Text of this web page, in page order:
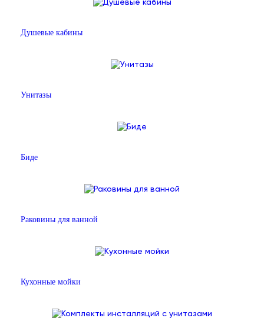
Душевые кабины
Унитазы
Биде
Раковины для ванной
Кухонные мойки